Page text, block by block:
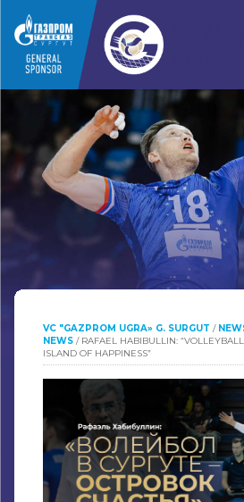
VC "GAZPROM UGRA» G. SURGUT /
NEWS / RAFAEL HABIBULLIN:
ISLAND OF HAPPINESS”